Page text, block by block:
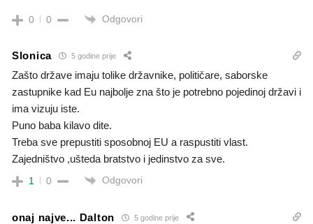
0 0 Odgovori
Slonica 5 godine prije
Zašto države imaju tolike državnike, političare, saborske
zastupnike kad Eu najbolje zna što je potrebno pojedinoj državi i
ima vizuju iste.
Puno baba kilavo dite.
Treba sve prepustiti sposobnoj EU a raspustiti vlast.
Zajedništvo ,ušteda bratstvo i jedinstvo za sve.
1 0 Odgovori
onaj najve... Dalton 5 godine prije